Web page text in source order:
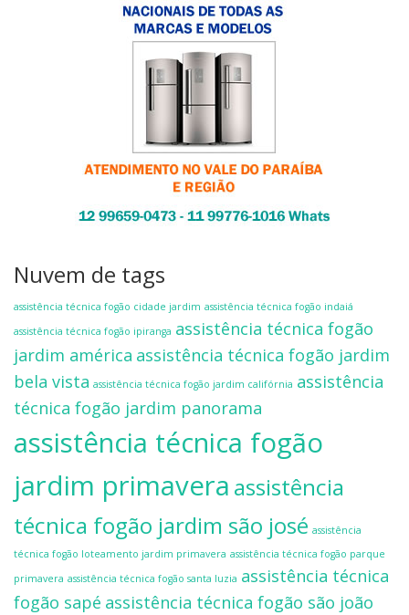
Nuvem de tags
assistência técnica fogão cidade jardim assistência técnica fogão indaiá
assistência técnica fogão ipiranga assistência técnica fogão
jardim américa assistência técnica fogão jardim
bela vista assistência técnica fogão jardim califórnia assistência
técnica fogão jardim panorama
assistência técnica fogão
jardim primavera assistência
técnica fogão jardim são josé assistência
técnica fogão loteamento jardim primavera assistência técnica fogão parque
primavera assistência técnica fogão santa luzia assistência técnica
fogão sapé assistência técnica fogão são joão